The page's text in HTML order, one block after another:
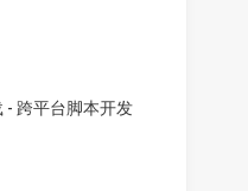
- 跨平台脚本开发